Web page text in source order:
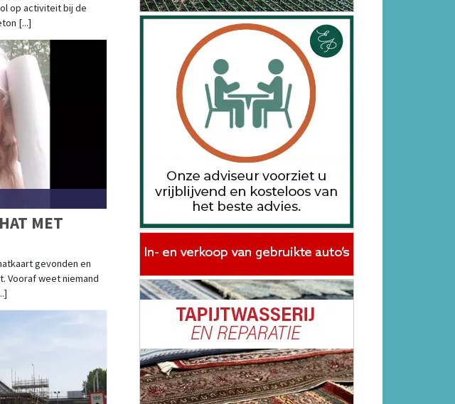
BETON
op activiteit bij de
[...]
MET
gevonden en
Vooraf weet niemand